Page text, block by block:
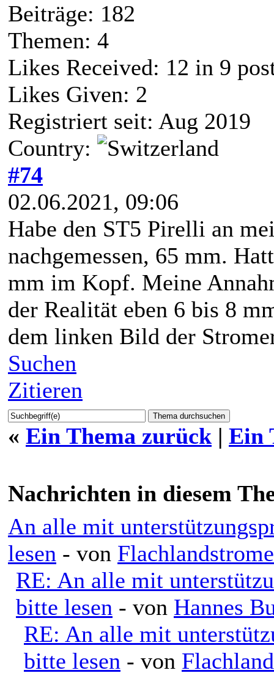
Beiträge: 182
Themen: 4
Likes Received: 12 in 9
Likes Given: 2
Registriert seit: Aug 2019
Country:
#74
02.06.2021, 09:06
Habe den ST5 Pirelli an
nachgemessen, 65 mm.
mm im Kopf. Meine
der Realität eben 6 bis 8
dem linken Bild der
Suchen
Zitieren
« Ein Thema zurück | Ein
Nachrichten in diesem
An alle mit
lesen - von
RE: An alle mit
bitte lesen - von Hannes
RE: An alle mit
bitte lesen - von